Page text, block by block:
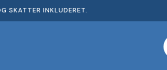
SKATTER INKLUDERET.